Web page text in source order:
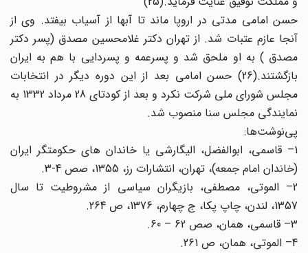
حسن امامی مدتی در اروپا ماند تا آبها از آسیاب بیفتد. وی از
آنجا عازم عتبات شد. از تهران دکتر غلامحسین مصدق (پسر دکتر
مصدق ) به او ملحق شد و پسرعمه و پسردایی با هم به ایران
بازگشتند.(26) حسن امامی بعد از این دوره دیگر در انتخابات
مجلس شورای ملی شرکت نکرد و بعد از کودتای 28 مرداد 1332 به
نمایندگی مجلس سنا منصوب شد.
پی‌نوشت‌ها:
1– قاسمی، ابوالفضل، الیگارشی یا خاندان های حکومتگر ایران
(خاندان امام جمعه)، تهران، انتشارات رز، 1355، صص 4-3.
2– الموتی، مصطفی، بازیگران سیاسی از مشروطیت تا سال
1357، لندن، چاپ پکا، ج چهارم، 1376، ص 264.